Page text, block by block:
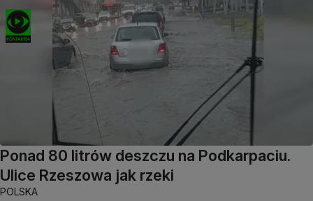
Ponad 80 litrów deszczu na Podkarpaciu.
Ulice Rzeszowa jak rzeki
POLSKA